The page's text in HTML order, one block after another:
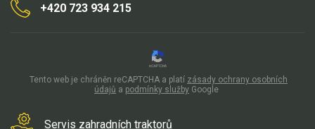
Náhradní díly
Náhradní díly pro motorové pily
Náhradní díly pro křovinořezy
+420 723 934 215
Servis zahradních traktorů
Tento web je chráněn reCAPTCHA a platí zásady ochrany osobních
údajů a podmínky služby Google